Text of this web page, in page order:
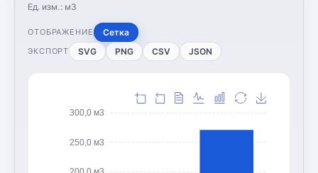
Ед. изм.: м3
ОТОБРАЖЕНИЕ Сетка
ЭКСПОРТ SVG PNG CSV JSON
250,0 м3
300,0 м3